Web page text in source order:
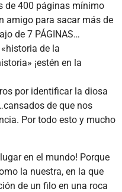
de 400 páginas mínimo
amigo para sacar más de
de 7 PÁGINAS…
de la
¡estén en la
por identificar la diosa
de que nos
Por todo esto y mucho
en el mundo! Porque
la nuestra, en la que
de un filo en una roca